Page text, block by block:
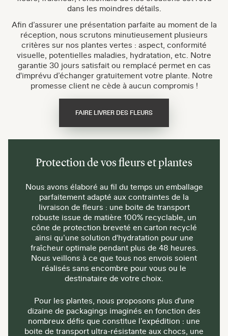
dans les moindres détails.
Afin d’assurer une présentation parfaite au moment de la
réception, nous scrutons minutieusement plusieurs
critères sur nos plantes vertes : aspect, conformité
visuelle, potentielles maladies, hydratation, etc. Notre
garantie 30 jours satisfait ou remplacé permet en cas
d'imprévu d’échanger gratuitement votre plante. Notre
promesse client ne cède à aucun compromis !
FAIRE LIVRER DES FLEURS
Protection de vos fleurs et plantes
Nous avons élaboré au fil du temps un emballage
parfaitement adapté aux contraintes de la
livraison de fleurs : une boite de transport
robuste issue de matière 100% recyclable, un
cône de protection breveté en carton recyclé
ainsi qu’une solution d'hydratation pour une
fraîcheur optimale pendant plus de 48 heures.
Nous veillons à ce que tous nos envois soient
réalisés sans encombre pour vous ou le
destinataire de votre choix.
Pour les plantes, nous proposons plus d'une
dizaine de packagings imaginés en fonction des
nombreux défis que constitue l’expédition : une
boite de transport ultra-résistante aux chocs, une